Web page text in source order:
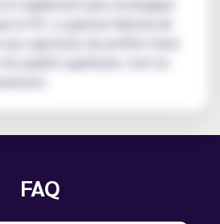
également plus écologique
le PG. La gamme Natural de
aux vapoteurs de profiter d'une
de qualité supérieure, tout en
FAQ